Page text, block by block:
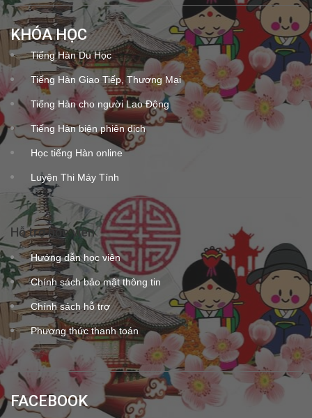
KHÓA HỌC
Tiếng Hàn Du Học
Tiếng Hàn Giao Tiếp, Thương Mại
Tiếng Hàn cho người Lao Động
Tiếng Hàn biên phiên dịch
Học tiếng Hàn online
Luyện Thi Máy Tính
Hỗ trợ học viên
Hướng dẫn học viên
Chính sách bảo mật thông tin
Chính sách hỗ trợ
Phương thức thanh toán
FACEBOOK